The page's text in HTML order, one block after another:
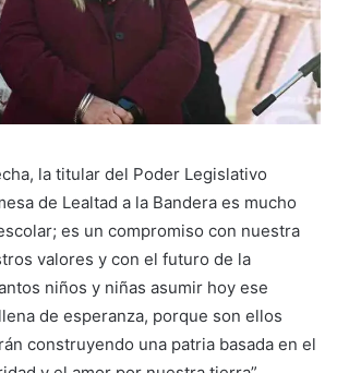
la titular del Poder Legislativo
de Lealtad a la Bandera es mucho
es un compromiso con nuestra
valores y con el futuro de la
niños y niñas asumir hoy ese
de esperanza, porque son ellos
construyendo una patria basada en el